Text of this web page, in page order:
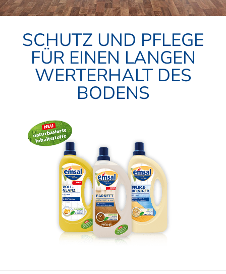
SCHUTZ UND PFLEGE
FÜR EINEN LANGEN
WERTERHALT DES
BODENS